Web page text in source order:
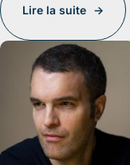
Lire la suite